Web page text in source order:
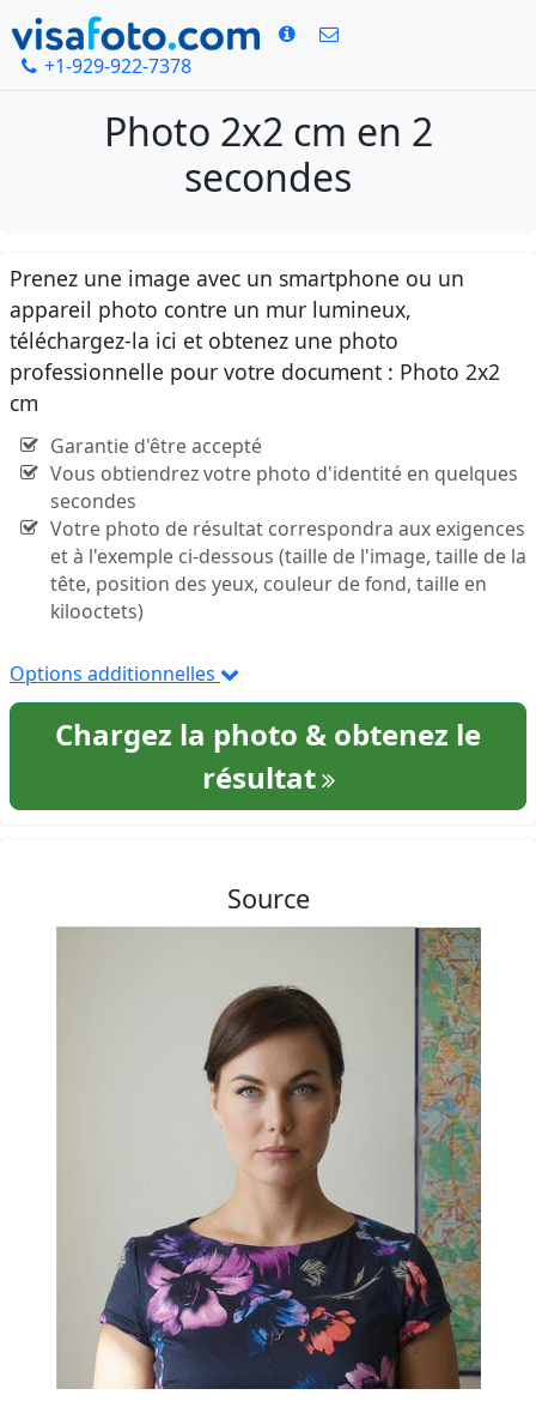
+1-929-922-7378
Photo 2x2 cm en 2
secondes
Prenez une image avec un smartphone ou un
appareil photo contre un mur lumineux,
téléchargez-la ici et obtenez une photo
professionnelle pour votre document : Photo 2x2
cm
Garantie d'être accepté
Vous obtiendrez votre photo d'identité en quelques
secondes
Votre photo de résultat correspondra aux exigences
et à l'exemple ci-dessous (taille de l'image, taille de la
tête, position des yeux, couleur de fond, taille en
kilooctets)
Options additionnelles
Chargez la photo & obtenez le
résultat
Source